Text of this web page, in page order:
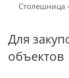
Столешница
Для
объектов